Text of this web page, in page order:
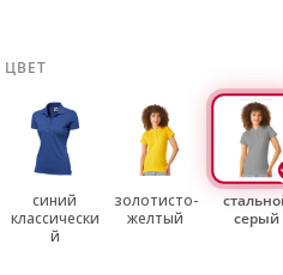
ЦВЕТ
синий
классически
й
золотисто-
желтый
серый